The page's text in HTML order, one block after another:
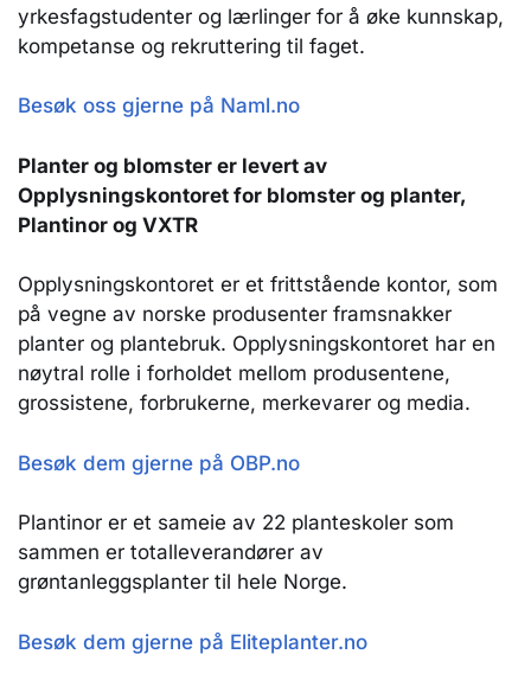
yrkesfagstudenter og lærlinger for å øke kunnskap,
kompetanse og rekruttering til faget.
Besøk oss gjerne på Naml.no
Planter og blomster er levert av
Opplysningskontoret for blomster og planter,
Plantinor og VXTR
Opplysningskontoret er et frittstående kontor, som
på vegne av norske produsenter framsnakker
planter og plantebruk. Opplysningskontoret har en
nøytral rolle i forholdet mellom produsentene,
grossistene, forbrukerne, merkevarer og media.
Besøk dem gjerne på OBP.no
Plantinor er et sameie av 22 planteskoler som
sammen er totalleverandører av
grøntanleggsplanter til hele Norge.
Besøk dem gjerne på Eliteplanter.no